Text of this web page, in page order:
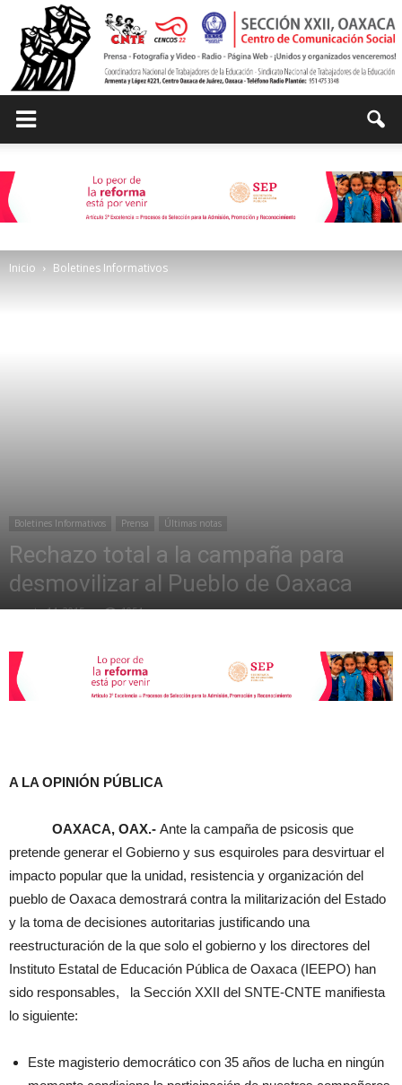
de
XXII
Inicio Boletines Informativos
Boletines Informativos Prensa Últimas notas
Rechazo total a la campaña para
desmovilizar al Pueblo de Oaxaca
agosto 14, 2015 1054
A LA OPINIÓN PÚBLICA
OAXACA, OAX.- Ante la campaña de psicosis que
pretende generar el Gobierno y sus esquiroles para desvirtuar el
impacto popular que la unidad, resistencia y organización del
pueblo de Oaxaca demostrará contra la militarización del Estado
y la toma de decisiones autoritarias justificando una
reestructuración de la que solo el gobierno y los directores del
Instituto Estatal de Educación Pública de Oaxaca (IEEPO) han
sido responsables, la Sección XXII del SNTE-CNTE manifiesta
lo siguiente:
Este magisterio democrático con 35 años de lucha en ningún